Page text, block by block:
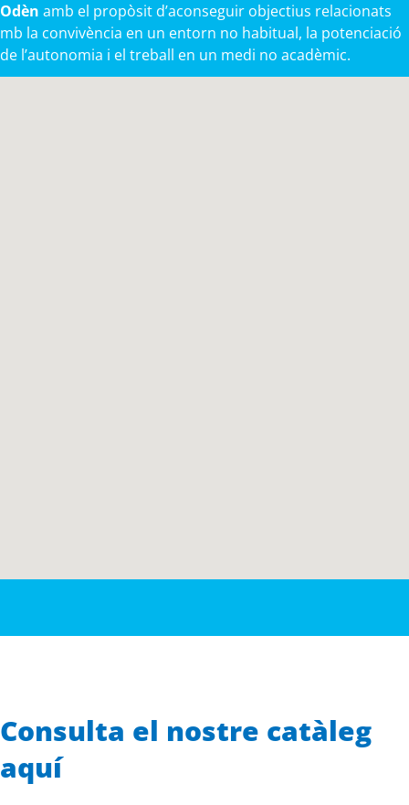
Odèn amb el propòsit d’aconseguir objectius relacionats
mb la convivència en un entorn no habitual, la potenciació
de l’autonomia i el treball en un medi no acadèmic.
Consulta el nostre catàleg
aquí